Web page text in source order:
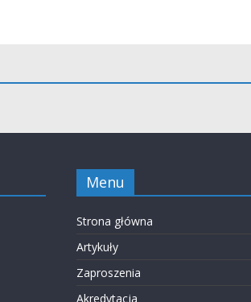
Menu
Strona główna
Artykuły
Zaproszenia
Akredytacja